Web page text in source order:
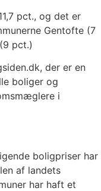
pct., og det er
Gentofte (7
pct.)
der er en
boliger og
i
boligpriser har
af landets
har haft et